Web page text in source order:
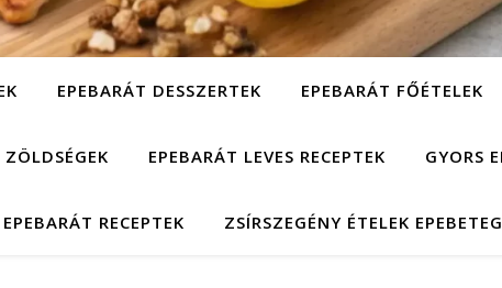
EPEBARÁT DESSZERTEK EPEBARÁT FŐÉTELEK
EPEBARÁT LEVES RECEPTEK GYORS
RECEPTEK ZSÍRSZEGÉNY ÉTELEK